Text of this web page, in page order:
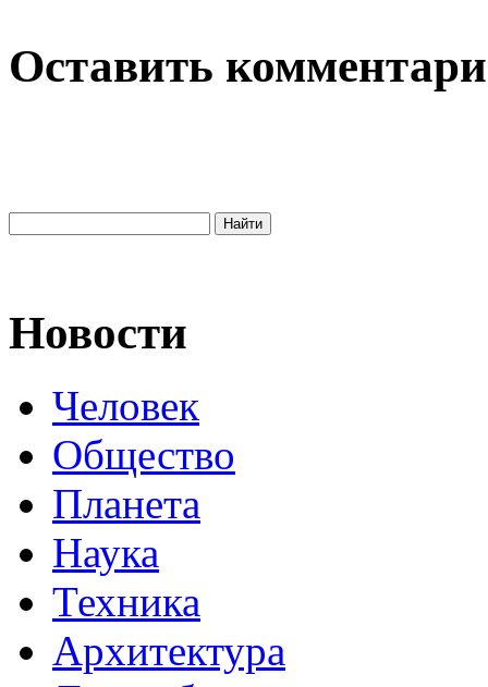
Оставить
Новости
Человек
Общество
Планета
Наука
Техника
Архитектура